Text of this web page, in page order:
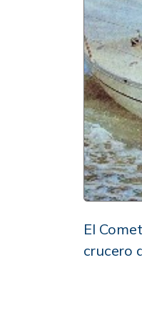
El
crucero